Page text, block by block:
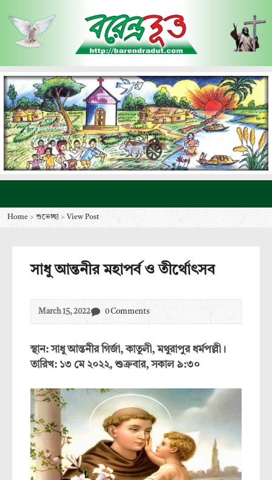
Home > শুভেচ্ছা > View Post
সাধু আন্তনীর মহাপর্ব ও তীর্থোৎসব
March 15, 2022 0 Comments
স্থান: সাধু আন্তনীর গির্জা, কাতুলী, মথুরাপুর ধর্মপল্লী।
তারিখ: ১৩ মে ২০২২, শুক্রবার, সকাল ৯:৩০